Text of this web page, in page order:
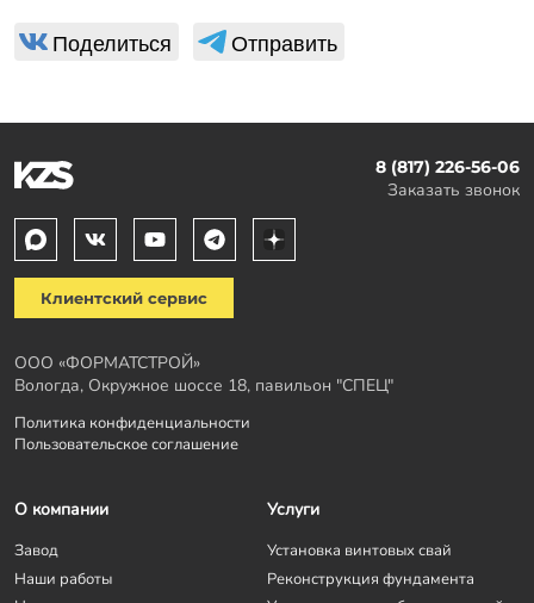
Поделиться Отправить
8 (817) 226-56-06
Заказать звонок
Клиентский сервис
ООО «ФОРМАТСТРОЙ»
Вологда, Окружное шоссе 18, павильон "СПЕЦ"
Политика конфиденциальности
Пользовательское соглашение
О компании
Завод
Наши работы
Услуги
Установка винтовых свай
Реконструкция фундамента